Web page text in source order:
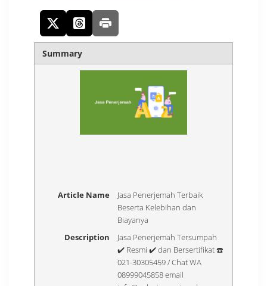
Summary
Article Name
Jasa Penerjemah Terbaik
Beserta Kelebihan dan
Biayanya
Description
Jasa Penerjemah Tersumpah
✔️ Resmi ✔️ dan Bersertifikat ☎️
021-30305459 / Chat WA
08999045858 email